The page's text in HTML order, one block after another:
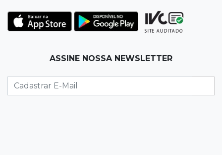
temporada reprodutiva no Pantanal
Após apagão, comerciantes contabilizam
ASSINE NOSSA NEWSLETTER